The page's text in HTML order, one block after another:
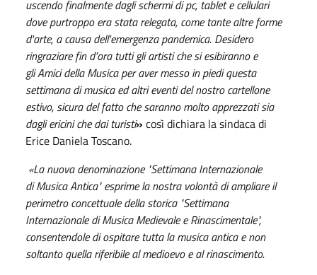
uscendo finalmente dagli schermi di pc, tablet e cellulari
dove purtroppo era stata relegata, come tante altre forme
d'arte, a causa dell'emergenza pandemica. Desidero
ringraziare fin d'ora tutti gli artisti che si esibiranno e
gli Amici della Musica per aver messo in piedi questa
settimana di musica ed altri eventi del nostro cartellone
estivo, sicura del fatto che saranno molto apprezzati sia
dagli ericini che dai turisti» così dichiara la sindaca di
Erice Daniela Toscano.
«La nuova denominazione "Settimana Internazionale
di Musica Antica" esprime la nostra volontà di ampliare il
perimetro concettuale della storica "Settimana
Internazionale di Musica Medievale e Rinascimentale",
consentendole di ospitare tutta la musica antica e non
soltanto quella riferibile al medioevo e al rinascimento.